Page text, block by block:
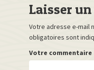
Laisser
Votre adresse e-mail
obligatoires sont
Votre commentaire